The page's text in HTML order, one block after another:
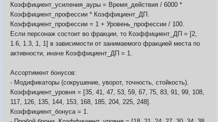
Коэффициент_усиления_ауры = Время_действия / 6000 *
Коэффициент_профессии * Коэффициент_ДП.
Коэффициент_профессии = 1 + Уровень_профессии / 100.
Если персонаж состоит во фракции, то Коэффициент_ДП = [2,
1.6, 1.3, 1, 1] в зависимости от занимаемого фракцией места по
активности, иначе Коэффициент_ДП = 1.
Ассортимент бонусов:
- Модификаторы (сокрушение, уворот, точность, стойкость).
Коэффициент_уровня = [35, 41, 47, 53, 59, 67, 75, 83, 91, 99, 108,
117, 126, 135, 144, 153, 168, 185, 204, 225, 248].
Коэффициент_бонуса = 1.